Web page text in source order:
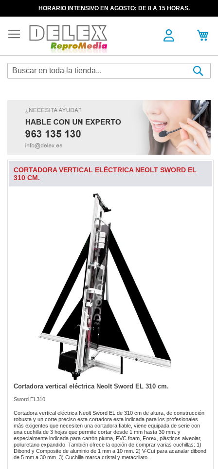
HORARIO INTENSIVO EN AGOSTO: DE 8 A 15 HORAS.
CORTADORA VERTICAL ELÉCTRICA NEOLT SWORD EL
310 CM.
Cortadora vertical eléctrica Neolt Sword EL 310 cm.
Sword EL310
Cortadora vertical eléctrica Neolt Sword EL de 310 cm de altura, de construcción
robusta y un corte preciso esta cortadora esta indicada para los profesionales
más exigentes que necesiten una cortadora fiable, viene equipada de serie con
una cuchilla de 3 hojas que permite cortar desde 1 mm hasta 30 mm. y
especialmente indicada para cartón pluma, PVC foam, Forex, plásticos alveolar,
poliuretano expandido. También ofrece la opción de comprar varias cuchillas: 1)
Dibond y Composite de aluminio de 1 mm a 10 mm. 2) V-Cut para acanalar dibond
de 5 mm a 30 mm. 3) Cuchilla marca cristal y metacrilato.
Skip
the
beginning
the
gallery